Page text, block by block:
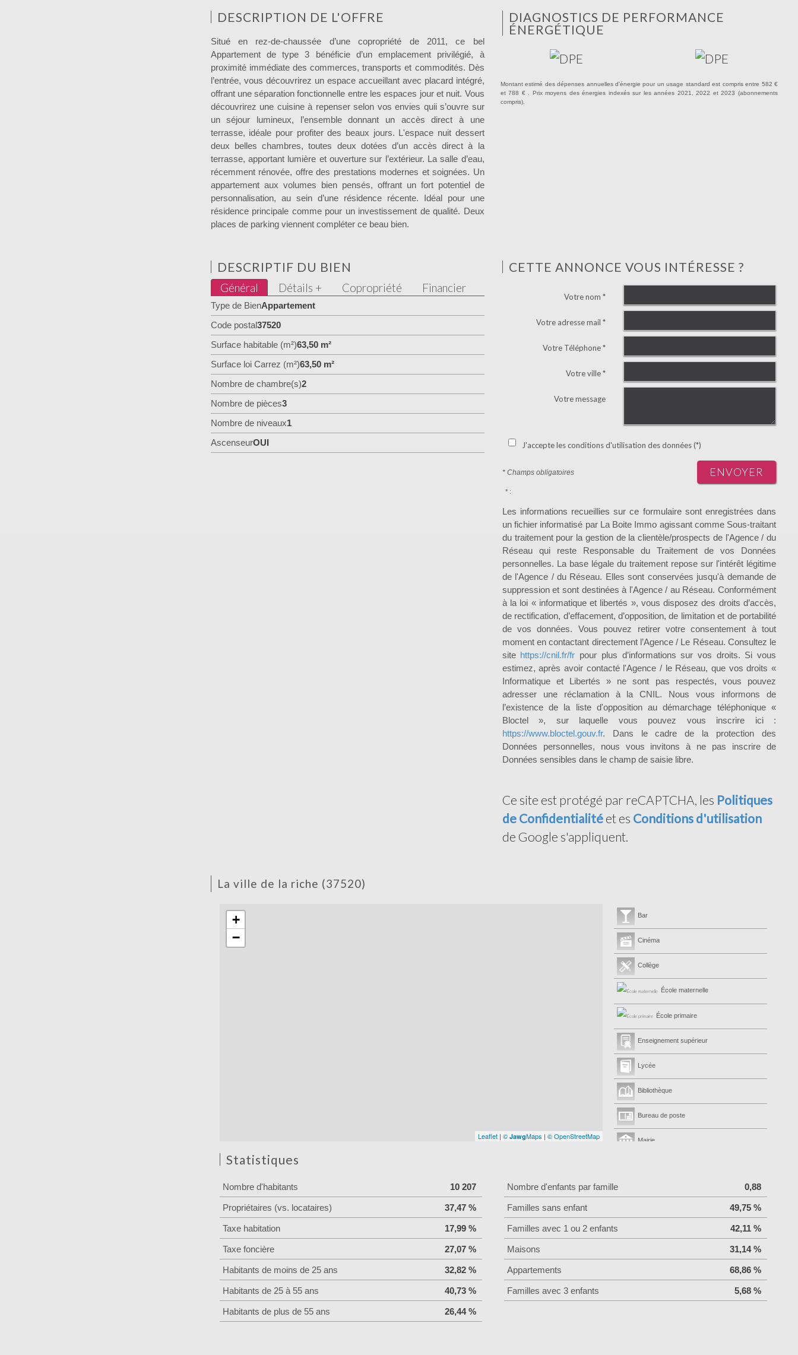
DESCRIPTION DE L'OFFRE
Situé en rez-de-chaussée d’une copropriété de 2011, ce bel
Appartement de type 3 bénéficie d’un emplacement privilégié, à
proximité immédiate des commerces, transports et commodités. Dès
l’entrée, vous découvrirez un espace accueillant avec placard intégré,
offrant une séparation fonctionnelle entre les espaces jour et nuit. Vous
découvrirez une cuisine à repenser selon vos envies quii s’ouvre sur
un séjour lumineux, l’ensemble donnant un accès direct à une
terrasse, idéale pour profiter des beaux jours. L'espace nuit dessert
deux belles chambres, toutes deux dotées d’un accès direct à la
terrasse, apportant lumière et ouverture sur l’extérieur. La salle d’eau,
récemment rénovée, offre des prestations modernes et soignées. Un
appartement aux volumes bien pensés, offrant un fort potentiel de
personnalisation, au sein d’une résidence récente. Idéal pour une
résidence principale comme pour un investissement de qualité. Deux
places de parking viennent compléter ce beau bien.
DIAGNOSTICS DE PERFORMANCE
ÉNERGÉTIQUE
Montant estimé des dépenses annuelles d'énergie pour un usage standard est compris entre 582 €
et 788 € . Prix moyens des énergies indexés sur les années 2021, 2022 et 2023 (abonnements
compris).
DESCRIPTIF DU BIEN
Général Détails + Copropriété Financier
Type de BienAppartement
Code postal37520
Surface habitable (m²)63,50 m²
Surface loi Carrez (m²)63,50 m²
Nombre de chambre(s)2
Nombre de pièces3
Nombre de niveaux1
AscenseurOUI
CETTE ANNONCE VOUS INTÉRESSE ?
Votre nom *
Votre adresse mail *
Votre Téléphone *
Votre ville *
Votre message
J'accepte les conditions d'utilisation des données (*)
* Champs obligatoires ENVOYER
* :
Les informations recueillies sur ce formulaire sont enregistrées dans
un fichier informatisé par La Boite Immo agissant comme Sous-traitant
du traitement pour la gestion de la clientèle/prospects de l'Agence / du
Réseau qui reste Responsable du Traitement de vos Données
personnelles. La base légale du traitement repose sur l'intérêt légitime
de l'Agence / du Réseau. Elles sont conservées jusqu'à demande de
suppression et sont destinées à l'Agence / au Réseau. Conformément
à la loi « informatique et libertés », vous disposez des droits d’accès,
de rectification, d’effacement, d’opposition, de limitation et de portabilité
de vos données. Vous pouvez retirer votre consentement à tout
moment en contactant directement l’Agence / Le Réseau. Consultez le
site https://cnil.fr/fr pour plus d’informations sur vos droits. Si vous
estimez, après avoir contacté l'Agence / le Réseau, que vos droits «
Informatique et Libertés » ne sont pas respectés, vous pouvez
adresser une réclamation à la CNIL. Nous vous informons de
l’existence de la liste d'opposition au démarchage téléphonique «
Bloctel », sur laquelle vous pouvez vous inscrire ici :
https://www.bloctel.gouv.fr. Dans le cadre de la protection des
Données personnelles, nous vous invitons à ne pas inscrire de
Données sensibles dans le champ de saisie libre.
Ce site est protégé par reCAPTCHA, les Politiques
de Confidentialitéet es Conditions d'utilisation
de Google s'appliquent.
la ville de la riche (37520)
+
−
Leaflet |©JawgMaps |© OpenStreetMap
Bar
Cinéma
Collège
École maternelle
École primaire
Enseignement supérieur
Lycée
Bibliothèque
Bureau de poste
Mairie
Statistiques
Nombre d'habitants 10 207
Propriétaires (vs. locataires) 37,47 %
Taxe habitation 17,99 %
Taxe foncière 27,07 %
Habitants de moins de 25 ans 32,82 %
Habitants de 25 à 55 ans 40,73 %
Habitants de plus de 55 ans 26,44 %
Nombre d'enfants par famille 0,88
Familles sans enfant 49,75 %
Familles avec 1 ou 2 enfants 42,11 %
Maisons 31,14 %
Appartements 68,86 %
Familles avec 3 enfants 5,68 %